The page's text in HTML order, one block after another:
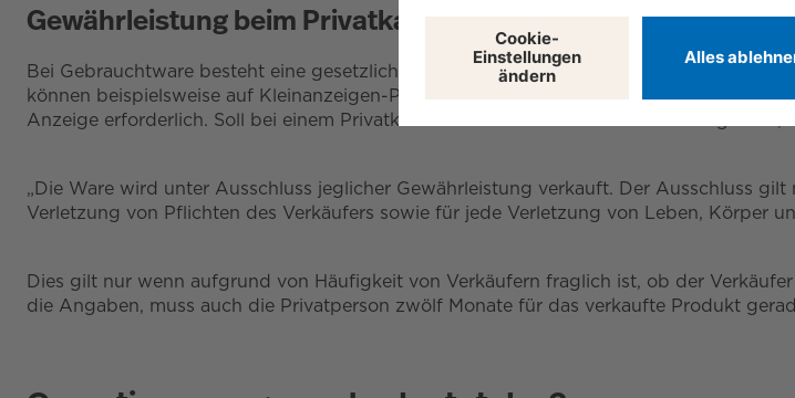
Gewährleistung beim Privatkauf
Bei Gebrauchtware besteht eine gesetzliche Gewährleistung von zwölf Monaten.
können beispielsweise auf Kleinanzeigen-Portalen im Internet Gewährleistung für
Anzeige erforderlich. Soll bei einem Privatkauf keine Rücknahme oder Garantie
„Die Ware wird unter Ausschluss jeglicher Gewährleistung verkauft. Der Ausschluss
Verletzung von Pflichten des Verkäufers sowie für jede Verletzung von Leben, Körper
Dies gilt nur wenn aufgrund von Häufigkeit von Verkäufern fraglich ist, ob der
die Angaben, muss auch die Privatperson zwölf Monate für das verkaufte Produkt